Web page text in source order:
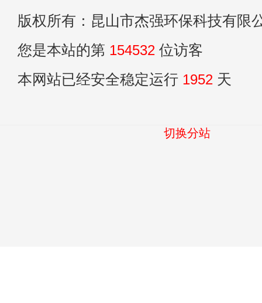
版权所有：昆山市杰强环保科技有限
您是本站的第 154532 位访客
本网站已经安全稳定运行 1952 天
切换分站